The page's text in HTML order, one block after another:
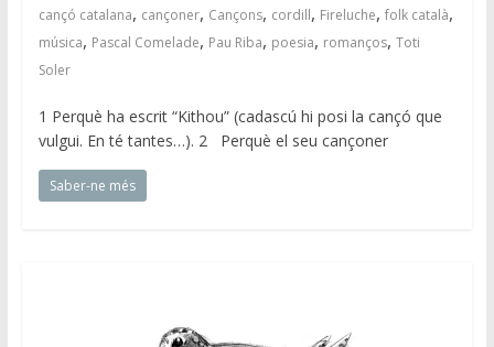
cançó catalana, cançoner, Cançons, cordill, Fireluche, folk català,
música, Pascal Comelade, Pau Riba, poesia, romanços, Toti
Soler
1 Perquè ha escrit “Kithou” (cadascú hi posi la cançó que
vulgui. En té tantes…). 2 Perquè el seu cançoner
Saber-ne més